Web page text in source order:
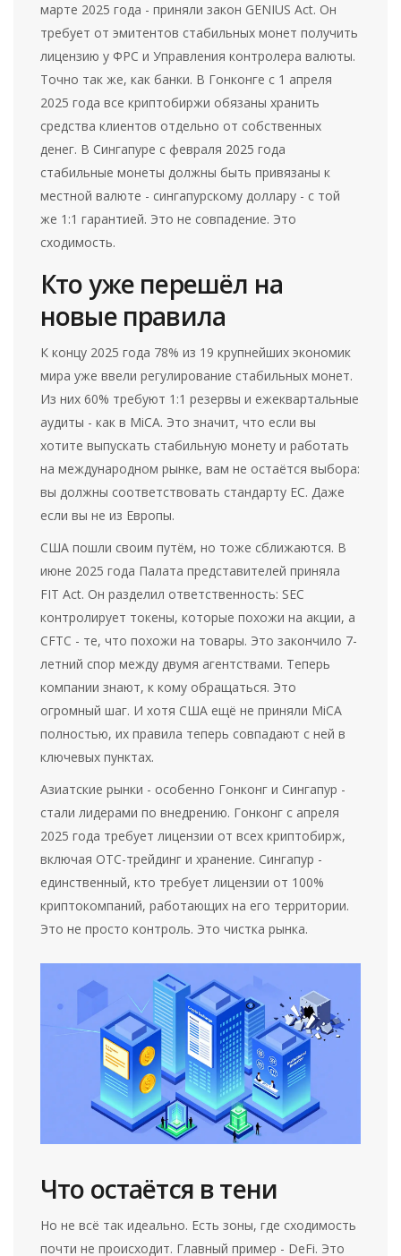
марте 2025 года - приняли закон GENIUS Act. Он
требует от эмитентов стабильных монет получить
лицензию у ФРС и Управления контролера валюты.
Точно так же, как банки. В Гонконге с 1 апреля
2025 года все криптобиржи обязаны хранить
средства клиентов отдельно от собственных
денег. В Сингапуре с февраля 2025 года
стабильные монеты должны быть привязаны к
местной валюте - сингапурскому доллару - с той
же 1:1 гарантией. Это не совпадение. Это
сходимость.
Кто уже перешёл на
новые правила
К концу 2025 года 78% из 19 крупнейших экономик
мира уже ввели регулирование стабильных монет.
Из них 60% требуют 1:1 резервы и ежеквартальные
аудиты - как в MiCA. Это значит, что если вы
хотите выпускать стабильную монету и работать
на международном рынке, вам не остаётся выбора:
вы должны соответствовать стандарту ЕС. Даже
если вы не из Европы.
США пошли своим путём, но тоже сближаются. В
июне 2025 года Палата представителей приняла
FIT Act. Он разделил ответственность: SEC
контролирует токены, которые похожи на акции, а
CFTC - те, что похожи на товары. Это закончило 7-
летний спор между двумя агентствами. Теперь
компании знают, к кому обращаться. Это
огромный шаг. И хотя США ещё не приняли MiCA
полностью, их правила теперь совпадают с ней в
ключевых пунктах.
Азиатские рынки - особенно Гонконг и Сингапур -
стали лидерами по внедрению. Гонконг с апреля
2025 года требует лицензии от всех криптобирж,
включая OTC-трейдинг и хранение. Сингапур -
единственный, кто требует лицензии от 100%
криптокомпаний, работающих на его территории.
Это не просто контроль. Это чистка рынка.
Что остаётся в тени
Но не всё так идеально. Есть зоны, где сходимость
почти не происходит. Главный пример - DeFi. Это